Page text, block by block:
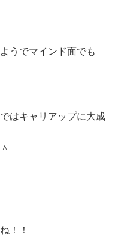
うでマインド面でも
はキャリアップに大成
！！